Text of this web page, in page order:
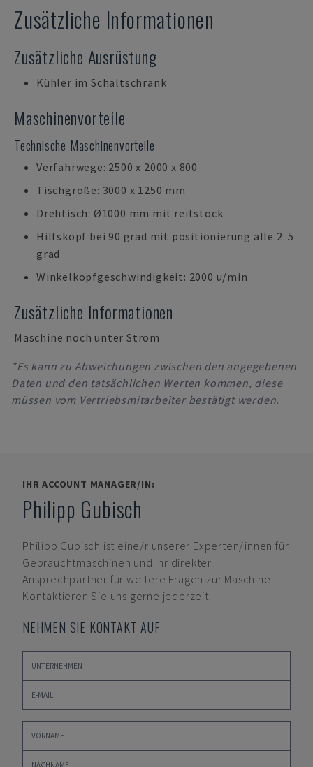
Zusätzliche Informationen
Zusätzliche Ausrüstung
Kühler im Schaltschrank
Maschinenvorteile
Technische Maschinenvorteile
Verfahrwege: 2500 x 2000 x 800
Tischgröße: 3000 x 1250 mm
Drehtisch: Ø1000 mm mit reitstock
Hilfskopf bei 90 grad mit positionierung alle 2. 5
grad
Winkelkopfgeschwindigkeit: 2000 u/min
Zusätzliche Informationen
Maschine noch unter Strom
*Es kann zu Abweichungen zwischen den angegebenen
Daten und den tatsächlichen Werten kommen, diese
müssen vom Vertriebsmitarbeiter bestätigt werden.
IHR ACCOUNT MANAGER/IN:
Philipp Gubisch
Philipp Gubisch ist eine/r unserer Experten/innen für
Gebrauchtmaschinen und Ihr direkter
Ansprechpartner für weitere Fragen zur Maschine.
Kontaktieren Sie uns gerne jederzeit.
NEHMEN SIE KONTAKT AUF